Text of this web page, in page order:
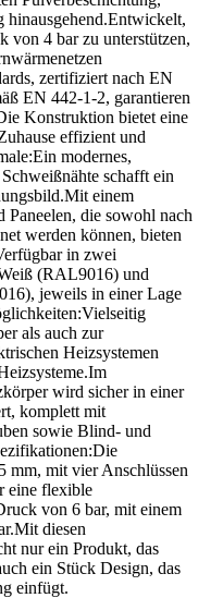
hinausgehend.Entwickelt,
von 4 bar zu unterstützen,
zertifiziert nach EN
EN 442-1-2, garantieren
Konstruktion bietet eine
effizient und
modernes,
schafft ein
einem
Paneelen, die sowohl nach
werden können, bieten
in zwei
(RAL9016) und
jeweils in einer Lage
als auch zur
Heizsystemen
wird sicher in einer
komplett mit
sowie Blind- und
mm, mit vier Anschlüssen
eine flexible
von 6 bar, mit einem
diesen
nur ein Produkt, das
ein Stück Design, das
einfügt.